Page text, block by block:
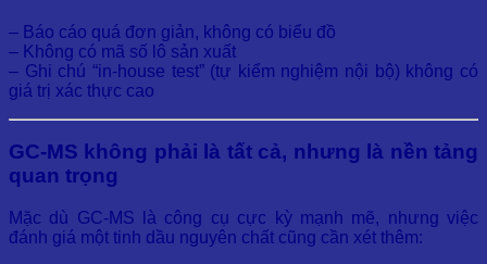
– Báo cáo quá đơn giản, không có biểu đồ
– Không có mã số lô sản xuất
– Ghi chú “in-house test” (tự kiểm nghiệm nội bộ) không có
giá trị xác thực cao
GC-MS không phải là tất cả, nhưng là nền tảng
quan trọng
Mặc dù GC-MS là công cụ cực kỳ mạnh mẽ, nhưng việc
đánh giá một tinh dầu nguyên chất cũng cần xét thêm: